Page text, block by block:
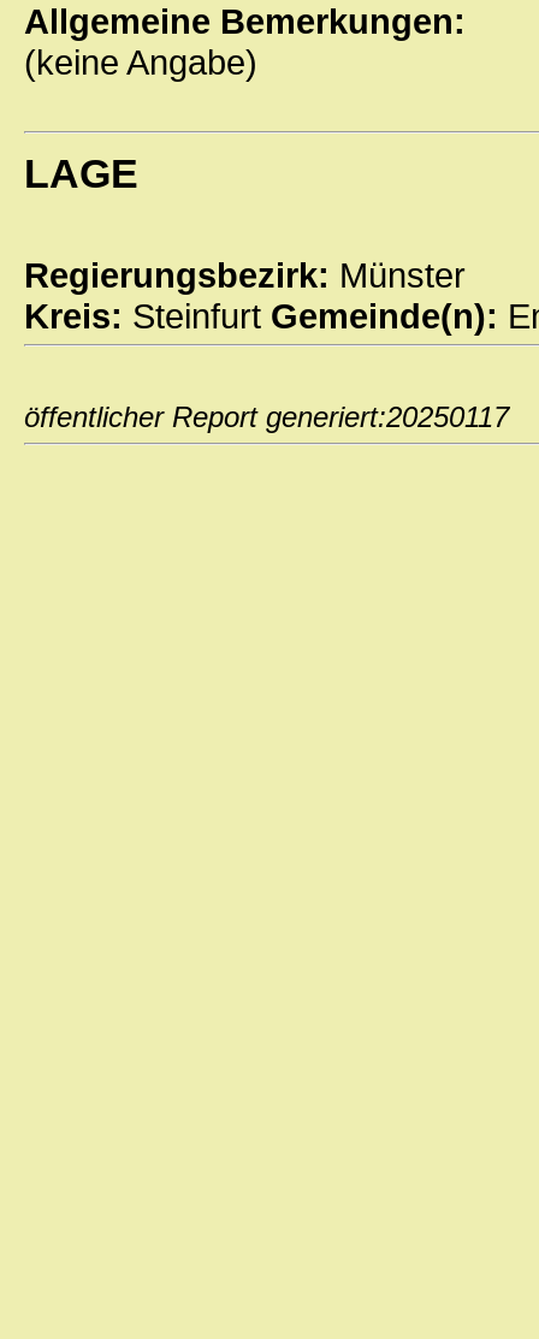
Allgemeine Bemerkungen:
(keine Angabe)
LAGE
Regierungsbezirk: Münster
Kreis: Steinfurt Gemeinde(n):
öffentlicher Report